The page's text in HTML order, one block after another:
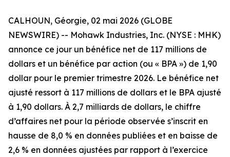
CALHOUN, Géorgie, 02 mai 2026 (GLOBE
NEWSWIRE) -- Mohawk Industries, Inc. (NYSE : MHK)
annonce ce jour un bénéfice net de 117 millions de
dollars et un bénéfice par action (ou « BPA ») de 1,90
dollar pour le premier trimestre 2026. Le bénéfice net
ajusté ressort à 117 millions de dollars et le BPA ajusté
à 1,90 dollars. À 2,7 milliards de dollars, le chiffre
d’affaires net pour la période observée s’inscrit en
hausse de 8,0 % en données publiées et en baisse de
2,6 % en données ajustées par rapport à l’exercice